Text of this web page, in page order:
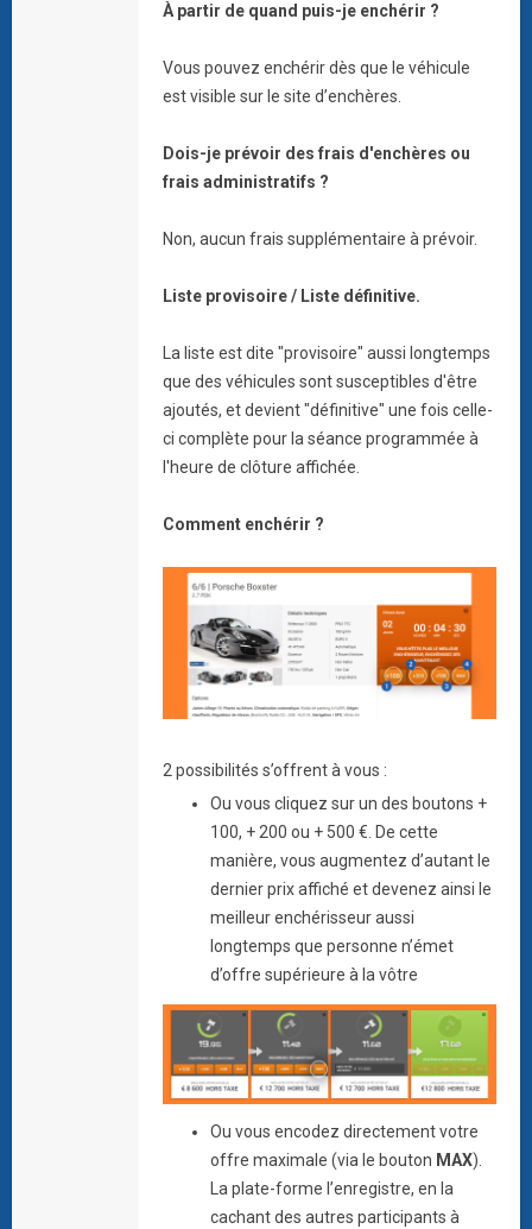
À partir de quand puis-je enchérir ?
Vous pouvez enchérir dès que le véhicule
est visible sur le site d’enchères.
Dois-je prévoir des frais d'enchères ou
frais administratifs ?
Non, aucun frais supplémentaire à prévoir.
Liste provisoire / Liste définitive.
La liste est dite "provisoire" aussi longtemps
que des véhicules sont susceptibles d'être
ajoutés, et devient "définitive" une fois celle-
ci complète pour la séance programmée à
l'heure de clôture affichée.
Comment enchérir ?
2 possibilités s’offrent à vous :
Ou vous cliquez sur un des boutons +
100, + 200 ou + 500 €. De cette
manière, vous augmentez d’autant le
dernier prix affiché et devenez ainsi le
meilleur enchérisseur aussi
longtemps que personne n’émet
d’offre supérieure à la vôtre
Ou vous encodez directement votre
offre maximale (via le bouton MAX).
La plate-forme l’enregistre, en la
cachant des autres participants à